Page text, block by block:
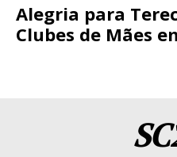
Alegria para
Clubes de Mães